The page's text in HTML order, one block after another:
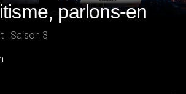
parlons-en
Xpression PodCast | Saison 3